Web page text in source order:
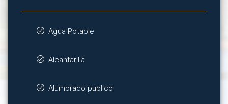
Agua Potable
Alcantarilla
Alumbrado publico